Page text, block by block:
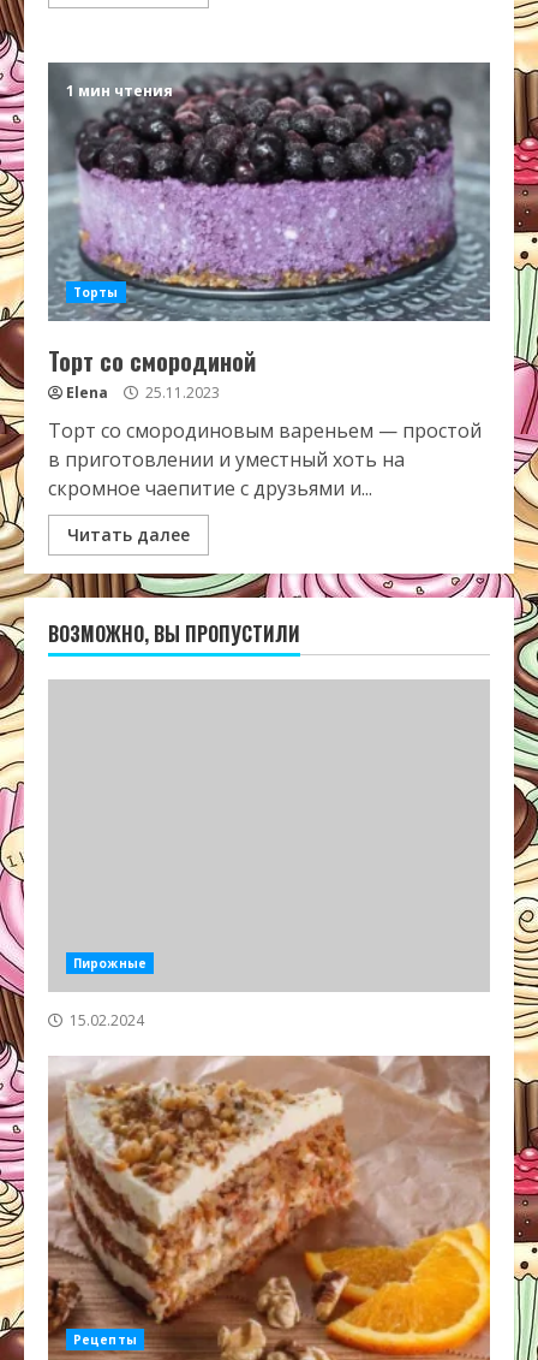
1 мин чтения
Торты
Торт со смородиной
Elena 25.11.2023
Торт со смородиновым вареньем — простой
в приготовлении и уместный хоть на
скромное чаепитие с друзьями и...
Читать далее
ВОЗМОЖНО, ВЫ ПРОПУСТИЛИ
Пирожные
15.02.2024
Рецепты